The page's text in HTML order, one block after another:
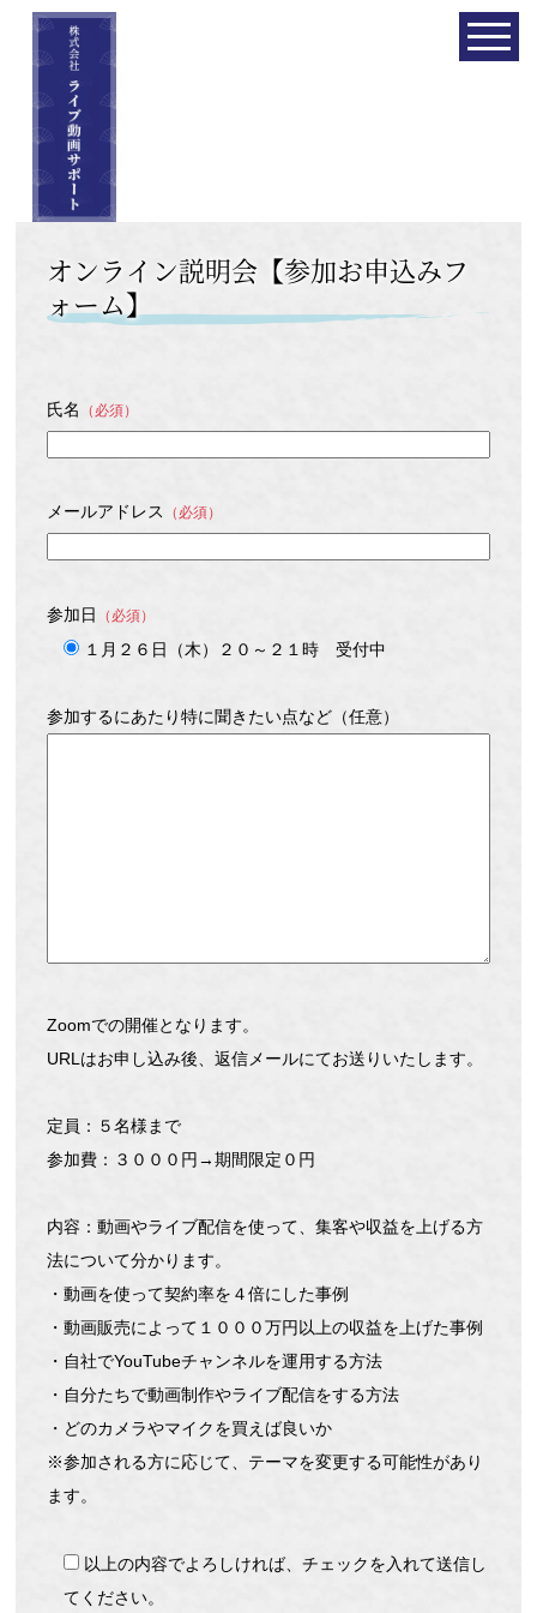
オンライン説明会【参加お申込みフ
ォーム】
氏名 （必須）
メールアドレス （必須）
参加日 （必須）
１月２６日（木）２０～２１時 受付中
参加するにあたり特に聞きたい点など（任意）
Zoomでの開催となります。
URLはお申し込み後、返信メールにてお送りいたします。
定員：５名様まで
参加費：３０００円→期間限定０円
内容：動画やライブ配信を使って、集客や収益を上げる方
法について分かります。
・動画を使って契約率を４倍にした事例
・動画販売によって１０００万円以上の収益を上げた事例
・自社でYouTubeチャンネルを運用する方法
・自分たちで動画制作やライブ配信をする方法
・どのカメラやマイクを買えば良いか
※参加される方に応じて、テーマを変更する可能性があり
ます。
以上の内容でよろしければ、チェックを入れて送信し
てください。